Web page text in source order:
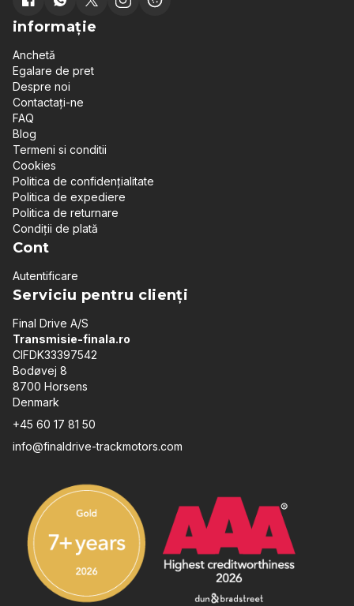
informație
Anchetă
Egalare de pret
Despre noi
Contactați-ne
FAQ
Blog
Termeni si conditii
Cookies
Politica de confidențialitate
Politica de expediere
Politica de returnare
Condiții de plată
Cont
Autentificare
Serviciu pentru clienți
Final Drive A/S
Transmisie-finala.ro
CIFDK33397542
Bodøvej 8
8700 Horsens
Denmark
+45 60 17 81 50
info@finaldrive-trackmotors.com